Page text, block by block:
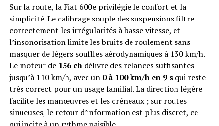
Sur la route, la Fiat 600e privilégie le confort et la
simplicité. Le calibrage souple des suspensions filtre
correctement les irrégularités à basse vitesse, et
l’insonorisation limite les bruits de roulement sans
masquer de légers souffles aérodynamiques à 130 km/h.
Le moteur de 156 chdélivre des relances suffisantes
jusqu’à 110 km/h, avec un 0 à 100 km/h en 9 squi reste
très correct pour un usage familial. La direction légère
facilite les manœuvres et les créneaux ; sur routes
sinueuses, le retour d’information est plus discret, ce